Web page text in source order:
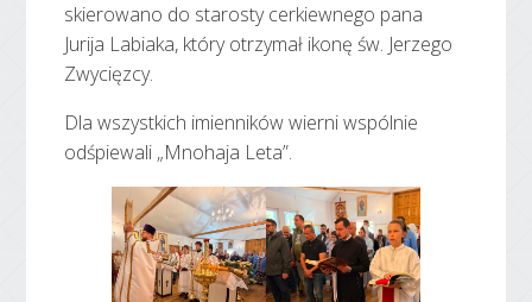
skierowano do starosty cerkiewnego pana
Jurija Labiaka, który otrzymał ikonę św. Jerzego
Zwycięzcy.
Dla wszystkich imienników wierni wspólnie
odśpiewali „Mnohaja Leta”.